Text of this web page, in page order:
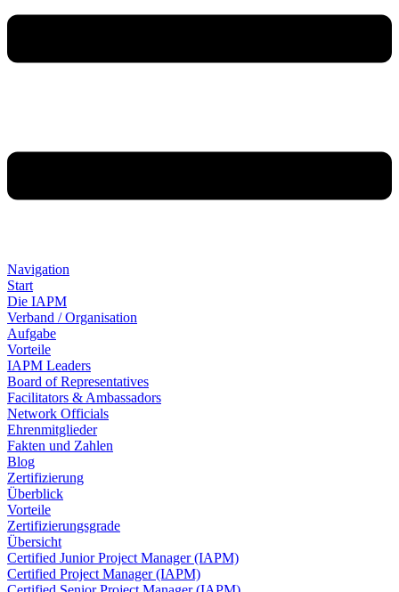
Navigation
Start
Die IAPM
Verband / Organisation
Aufgabe
Vorteile
IAPM Leaders
Board of Representatives
Facilitators & Ambassadors
Network Officials
Ehrenmitglieder
Fakten und Zahlen
Blog
Zertifizierung
Überblick
Vorteile
Zertifizierungsgrade
Übersicht
Certified Junior Project Manager (IAPM)
Certified Project Manager (IAPM)